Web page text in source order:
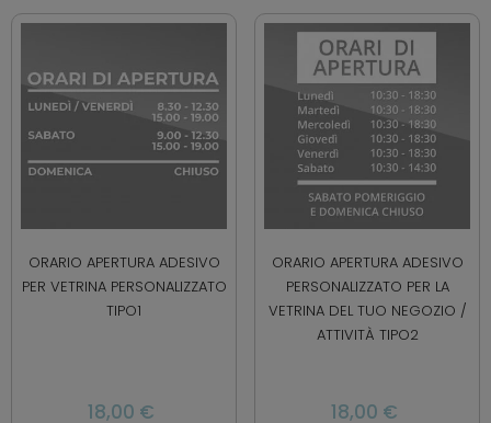
ORARIO APERTURA ADESIVO
PER VETRINA PERSONALIZZATO
TIPO1
18,00 €
ORARIO APERTURA ADESIVO
PERSONALIZZATO PER LA
VETRINA DEL TUO NEGOZIO /
ATTIVITÀ TIPO2
18,00 €